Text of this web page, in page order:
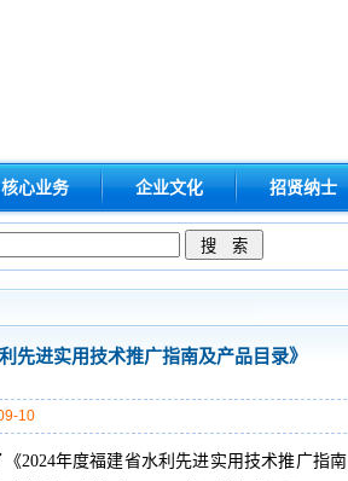
核心业务 企业文化 招贤纳士
先进实用技术推广指南及产品目录》
10
2024年度福建省水利先进实用技术推广指南